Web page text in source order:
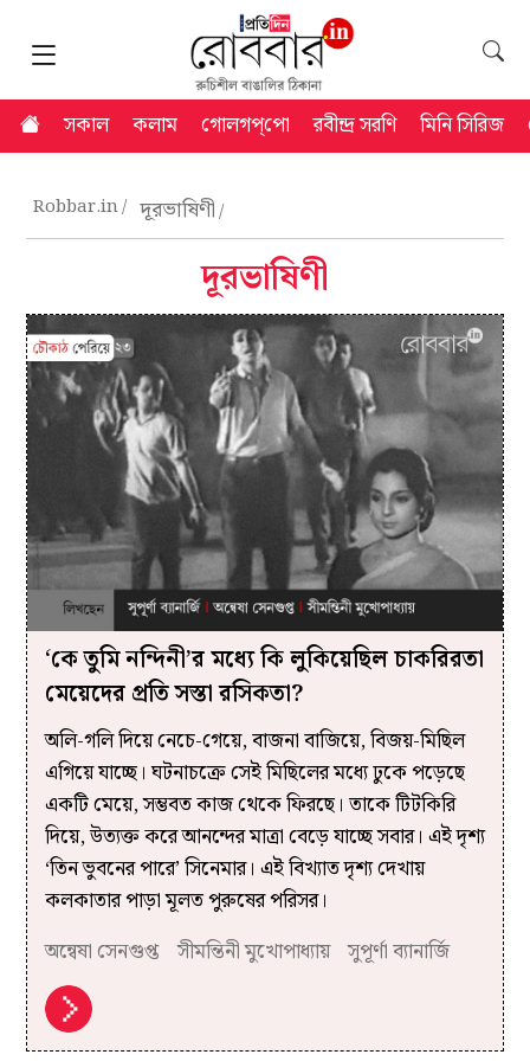
সকাল কলাম গোলগপ্‌পো রবীন্দ্র সরণি মিনি সিরিজ
Robbar.in দূরভাষিণী
দূরভাষিণী
‘কে তুমি নন্দিনী’র মধ্যে কি লুকিয়েছিল চাকরিরতা
মেয়েদের প্রতি সস্তা রসিকতা?
অলি-গলি দিয়ে নেচে-গেয়ে, বাজনা বাজিয়ে, বিজয়-মিছিল
এগিয়ে যাচ্ছে। ঘটনাচক্রে সেই মিছিলের মধ্যে ঢুকে পড়েছে
একটি মেয়ে, সম্ভবত কাজ থেকে ফিরছে। তাকে টিটকিরি
দিয়ে, উত্যক্ত করে আনন্দের মাত্রা বেড়ে যাচ্ছে সবার। এই দৃশ্য
‘তিন ভুবনের পারে’ সিনেমার। এই বিখ্যাত দৃশ্য দেখায়
কলকাতার পাড়া মূলত পুরুষের পরিসর।
অন্বেষা সেনগুপ্ত সীমন্তিনী মুখোপাধ্যায় সুপূর্ণা ব্যানার্জি